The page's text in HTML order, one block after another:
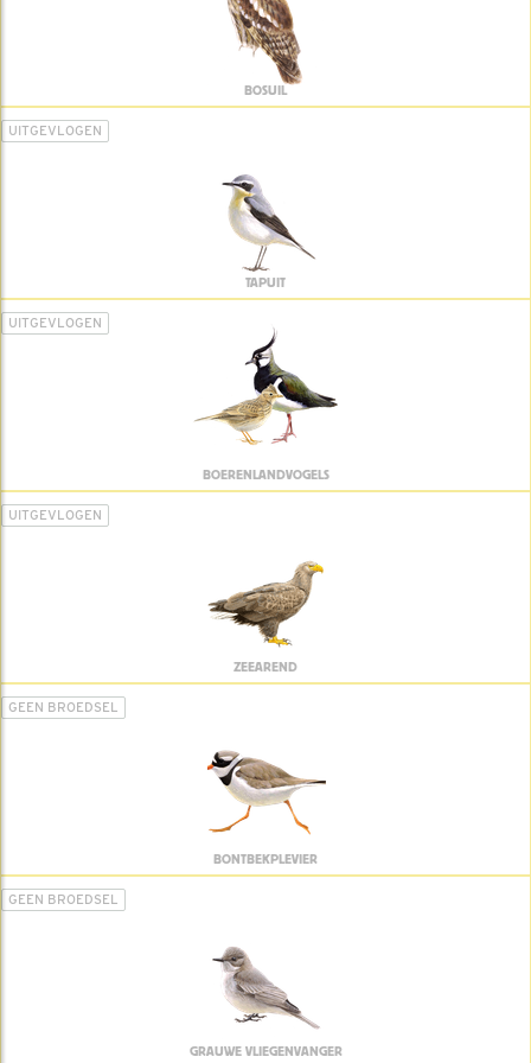
BOSUIL
UITGEVLOGEN
TAPUIT
UITGEVLOGEN
BOERENLANDVOGELS
UITGEVLOGEN
ZEEAREND
GEEN BROEDSEL
BONTBEKPLEVIER
GEEN BROEDSEL
GRAUWE VLIEGENVANGER